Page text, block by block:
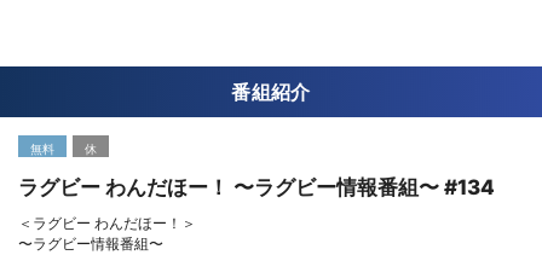
番組紹介
無料 休
ラグビー わんだほー！ 〜ラグビー情報番組〜 #134
＜ラグビー わんだほー！＞
〜ラグビー情報番組〜